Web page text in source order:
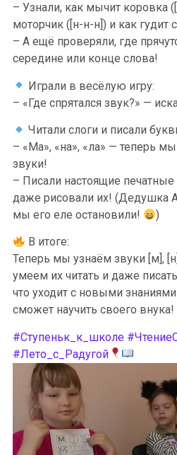
– Узнали, как мычит
моторчик ([н-н-н]) и как гудит
– А ещё проверяли, где
середине или конце слова!
Играли в весёлую игру:
– «Где спрятался звук?» —
Читали слоги и писали
– «Ма», «на», «ла» — теперь
звуки!
– Писали настоящие
даже рисовали их! (Дедушка
мы его еле остановили!
)
В итоге:
Теперь мы узнаём звуки [м],
умеем их читать и даже
что уходит с новыми
сможет научить своего внука!
#Ступеньк_к_школе
#Лето_с_Радугой